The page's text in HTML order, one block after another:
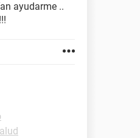
ayudarme ..